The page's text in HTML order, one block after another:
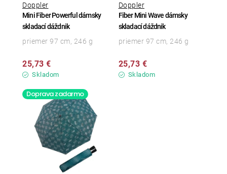
Mini Fiber Powerful dámsky
skladací dáždnik
Doppler
Skladom
25,73 €
priemer 97 cm, 246 g
Fiber Mini Wave dámsky
skladací dáždnik
Doppler
Skladom
25,73 €
priemer 97 cm, 246 g
Doprava zadarmo